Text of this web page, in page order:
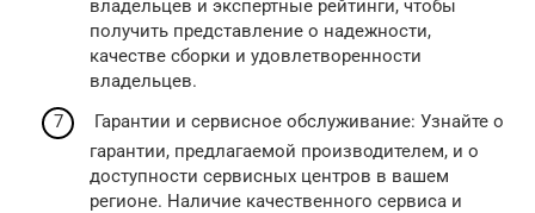
владельцев и экспертные рейтинги, чтобы
получить представление о надежности,
качестве сборки и удовлетворенности
владельцев.
Гарантии и сервисное обслуживание: Узнайте о
гарантии, предлагаемой производителем, и о
доступности сервисных центров в вашем
регионе. Наличие качественного сервиса и